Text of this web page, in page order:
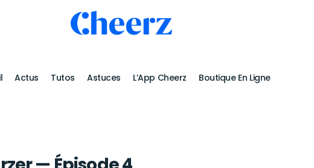
Actus Tutos Astuces L’App Cheerz Boutique En Ligne